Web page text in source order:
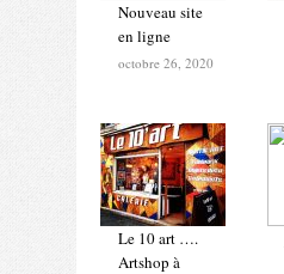
Nouveau site
en ligne
octobre 26, 2020
Le 10 art ….
Artshop à